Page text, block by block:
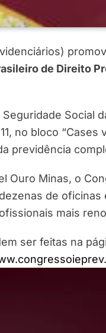
de Direito
Social
no bloco
previdência
Ouro Minas, o
de
mais
ser feitas na